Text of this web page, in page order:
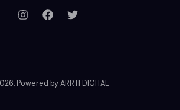
Powered by ARRTI DIGITAL